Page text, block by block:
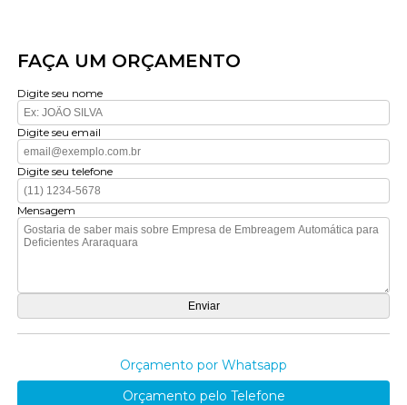
FAÇA UM ORÇAMENTO
Digite seu nome
Digite seu email
Digite seu telefone
Mensagem
Orçamento por Whatsapp
Orçamento pelo Telefone